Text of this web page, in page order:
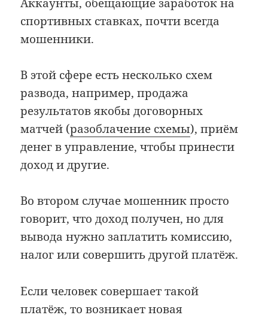
спортивных ставках, почти всегда
мошенники.
В этой сфере есть несколько схем
развода, например, продажа
результатов якобы договорных
матчей (разоблачение схемы), приём
денег в управление, чтобы принести
доход и другие.
Во втором случае мошенник просто
говорит, что доход получен, но для
вывода нужно заплатить комиссию,
налог или совершить другой платёж.
Если человек совершает такой
платёж, то возникает новая